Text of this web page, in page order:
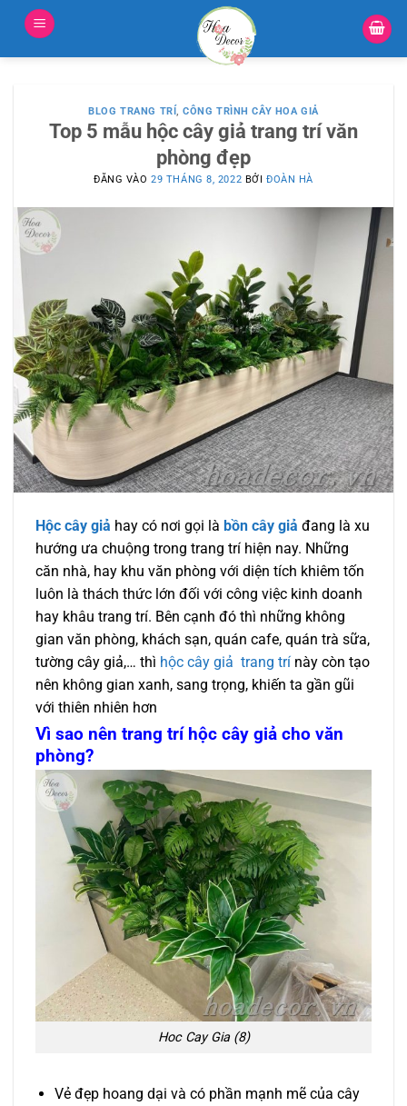
nội
BLOG TRANG TRÍ,CÔNG TRÌNH CÂY HOA GIẢ
Top 5 mẫu hộc cây giả trang trí văn
phòng đẹp
ĐĂNG VÀO29 THÁNG 8, 2022 BỞI ĐOÀN HÀ
Hộc cây giả hay có nơi gọi là bồn cây giả đang là xu
hướng ưa chuộng trong trang trí hiện nay. Những
căn nhà, hay khu văn phòng với diện tích khiêm tốn
luôn là thách thức lớn đối với công việc kinh doanh
hay khâu trang trí. Bên cạnh đó thì những không
gian văn phòng, khách sạn, quán cafe, quán trà sữa,
tường cây giả,… thì hộc cây giả trang trí này còn tạo
nên không gian xanh, sang trọng, khiến ta gần gũi
với thiên nhiên hơn
Vì sao nên trang trí hộc cây giả cho văn
phòng?
Hoc Cay Gia (8)
Vẻ đẹp hoang dại và có phần mạnh mẽ của cây